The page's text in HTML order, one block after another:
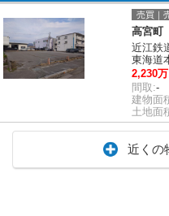
売買｜
高宮町
近江鉄
東海道
2,230
間取:-
建物面
土地面
近くの